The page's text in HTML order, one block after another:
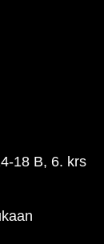
18 B, 6. krs